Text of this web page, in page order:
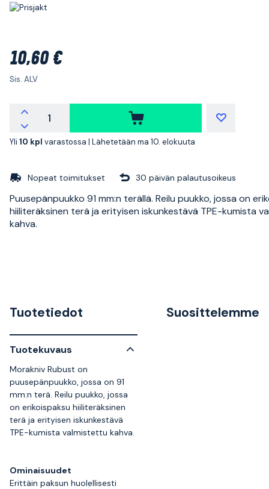
10,60 €
Sis. ALV
Yli 10 kpl varastossa | Lähetetään ma 10. elokuuta
Nopeat toimitukset 30 päivän palautusoikeus
Puusepänpuukko 91 mm:n terällä. Reilu puukko, jossa on
hiiliteräksinen terä ja erityisen iskunkestävä TPE-kumista
kahva.
Tuotetiedot
Tuotekuvaus
Morakniv Rubust on
puusepänpuukko, jossa on 91
mm:n terä. Reilu puukko, jossa
on erikoispaksu hiiliteräksinen
terä ja erityisen iskunkestävä
TPE-kumista valmistettu kahva.
Ominaisuudet
Erittäin paksun huolellisesti
Suosittelemme